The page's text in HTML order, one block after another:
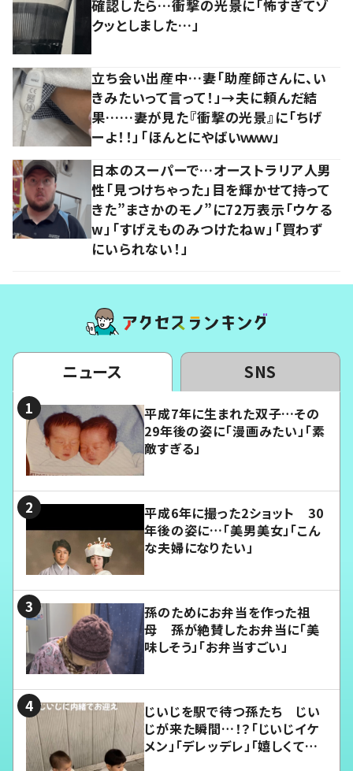
確認したら…衝撃の光景に「怖すぎてゾ
クッとしました…」
立ち会い出産中…妻「助産師さんに、い
きみたいって言って！」→夫に頼んだ結
果……妻が見た『衝撃の光景』に「ちげ
ーよ！！」「ほんとにやばいｗｗｗ」
日本のスーパーで…オーストラリア人男
性「見つけちゃった」目を輝かせて持って
きた”まさかのモノ”に72万表示「ウケる
w」「すげえものみつけたねw」「買わず
にいられない！」
ニュース SNS
平成7年に生まれた双子…その
29年後の姿に「漫画みたい」「素
敵すぎる」
平成6年に撮った2ショット 30
年後の姿に…「美男美女」「こん
な夫婦になりたい」
孫のためにお弁当を作った祖
母 孫が絶賛したお弁当に「美
味しそう」「お弁当すごい」
じいじを駅で待つ孫たち じい
じが来た瞬間…！？「じいじイケ
メン」「デレッデレ」「嬉しくて可